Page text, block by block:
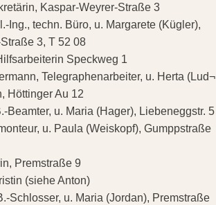
Kaspar-Weyrer-Straße 3
Ing., techn. Büro, u. Margarete (Kügler),
3, T 52 08
Speckweg 1
Telegraphenarbeiter, u. Herta (Lud¬
Höttinger Au 12
u. Maria (Hager), Liebeneggstr. 5
u. Paula (Weiskopf), Gumppstraße
Premstraße 9
(siehe Anton)
Schlosser, u. Maria (Jordan), Premstraße